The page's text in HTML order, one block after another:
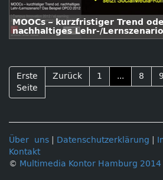
MOOCs – kurzfristiger Trend
nachhaltiges Lehr-/
Beispiel OPCO 2012
Erste
Seite
Zurück 1 ... 8 9
Über uns Datenschutzerklärung
Kontakt
© Multimedia Kontor Hamburg 2014